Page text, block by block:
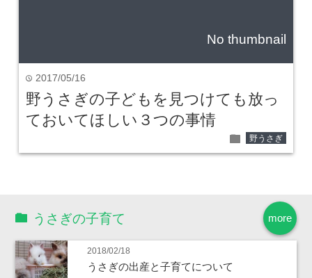
No thumbnail
time 2017/05/16
野うさぎの子どもを見つけても放っ
ておいてほしい３つの事情
folder 野うさぎ
more
うさぎの子育て
2018/02/18
うさぎの出産と子育てについて